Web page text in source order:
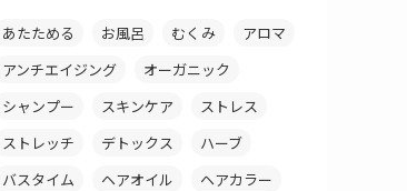
あたためる お風呂 むくみ
アロマ
アンチエイジング
オーガニック
シャンプー
スキンケア
ストレス
ストレッチ
デトックス
ハーブ
バスタイム
ヘアオイル
ヘアカラー